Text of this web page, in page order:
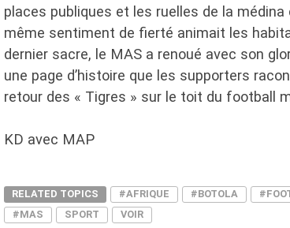
places publiques et les ruelles de la
même sentiment de fierté animait les
dernier sacre, le MAS a renoué avec son
une page d’histoire que les supporters
retour des « Tigres » sur le toit du football
KD avec MAP
RELATED TOPICS #AFRIQUE #BOTOLA
#MAS
SPORT VOIR